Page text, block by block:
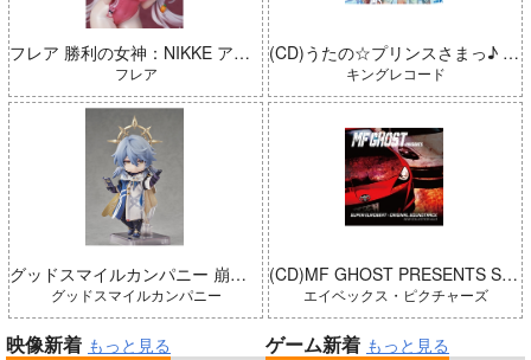
フレア 勝利の女神：NIKKE アリス：ワンダーランドバニー 完成品
フレア
グッドスマイルカンパニー 崩壊：スターレイル ねんどろいどどーる サンデー 完成品
グッドスマイルカンパニー
(CD)うたの☆プリンスさまっ♪ LIVE EMOTION 2nd Anniversary CD トキヤ・カミュ・瑛二・大和
キングレコード
(CD)MF GHOST PRESENTS SUPER EUROBEAT × ORIGINAL SOUNDTRACK NEW COLLECTION Vol.3
エイベックス・ピクチャーズ
映像新着 もっと見る ゲーム新着 もっと見る